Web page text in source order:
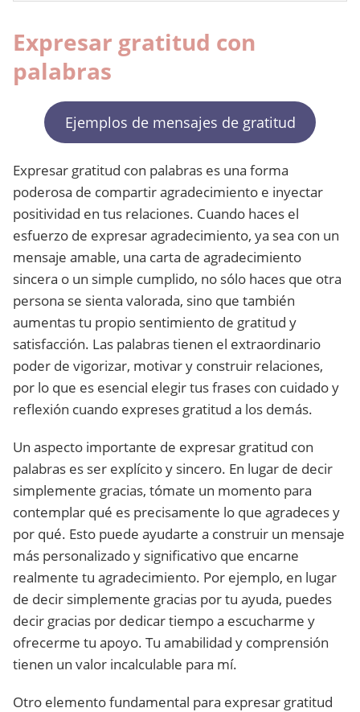
Expresar gratitud con
palabras
Ejemplos de mensajes de gratitud
Expresar gratitud con palabras es una forma
poderosa de compartir agradecimiento e inyectar
positividad en tus relaciones. Cuando haces el
esfuerzo de expresar agradecimiento, ya sea con un
mensaje amable, una carta de agradecimiento
sincera o un simple cumplido, no sólo haces que otra
persona se sienta valorada, sino que también
aumentas tu propio sentimiento de gratitud y
satisfacción. Las palabras tienen el extraordinario
poder de vigorizar, motivar y construir relaciones,
por lo que es esencial elegir tus frases con cuidado y
reflexión cuando expreses gratitud a los demás.
Un aspecto importante de expresar gratitud con
palabras es ser explícito y sincero. En lugar de decir
simplemente gracias, tómate un momento para
contemplar qué es precisamente lo que agradeces y
por qué. Esto puede ayudarte a construir un mensaje
más personalizado y significativo que encarne
realmente tu agradecimiento. Por ejemplo, en lugar
de decir simplemente gracias por tu ayuda, puedes
decir gracias por dedicar tiempo a escucharme y
ofrecerme tu apoyo. Tu amabilidad y comprensión
tienen un valor incalculable para mí.
Otro elemento fundamental para expresar gratitud